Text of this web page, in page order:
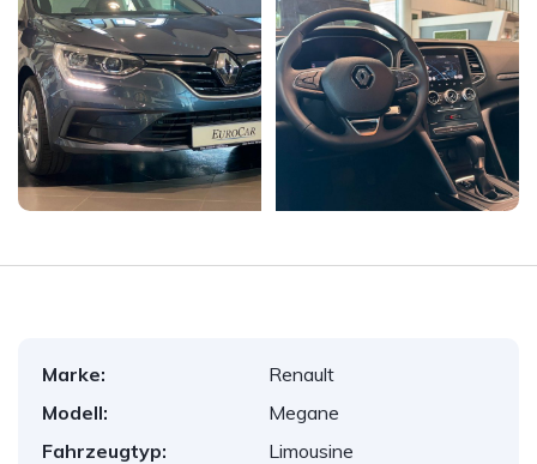
Marke:
Renault
Modell:
Megane
Fahrzeugtyp:
Limousine